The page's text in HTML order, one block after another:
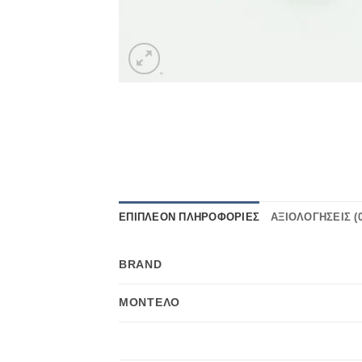
ΕΠΙΠΛΈΟΝ ΠΛΗΡΟΦΟΡΊΕΣ ΑΞΙΟΛΟΓΉΣΕΙΣ
BRAND
ΜΟΝΤΈΛΟ